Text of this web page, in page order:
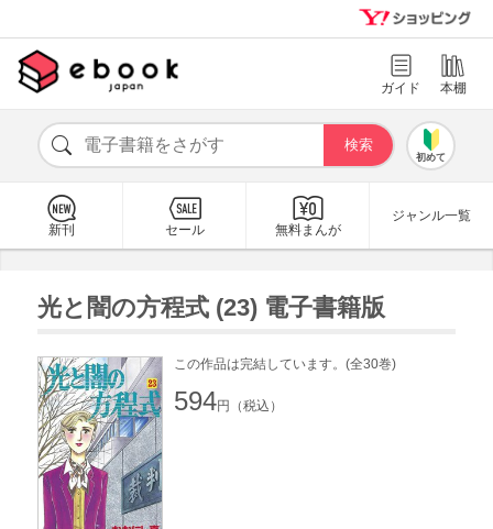
ガイド 本棚
初めて
新刊 セール 無料まんが
ジャンル一覧
光と闇の方程式 (23) 電子書籍版
この作品は完結しています。(全30巻)
594円（税込）